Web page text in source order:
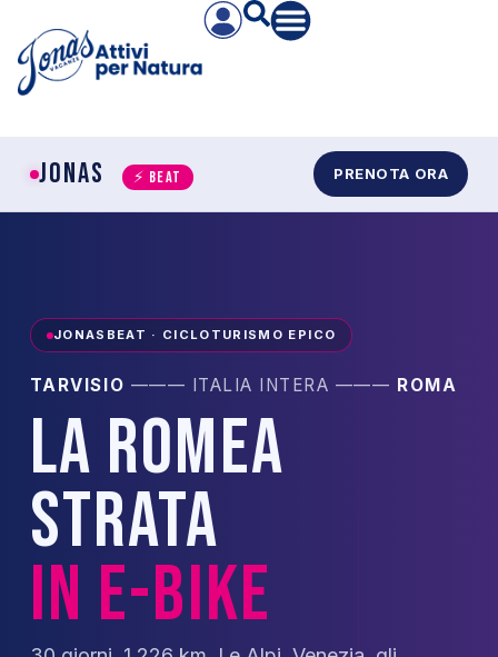
JONAS ⚡ BEAT PRENOTA ORA
JONASBEAT · CICLOTURISMO EPICO
TARVISIO ——— ITALIA INTERA ——— ROMA
LA ROMEA
STRATA
IN E-BIKE